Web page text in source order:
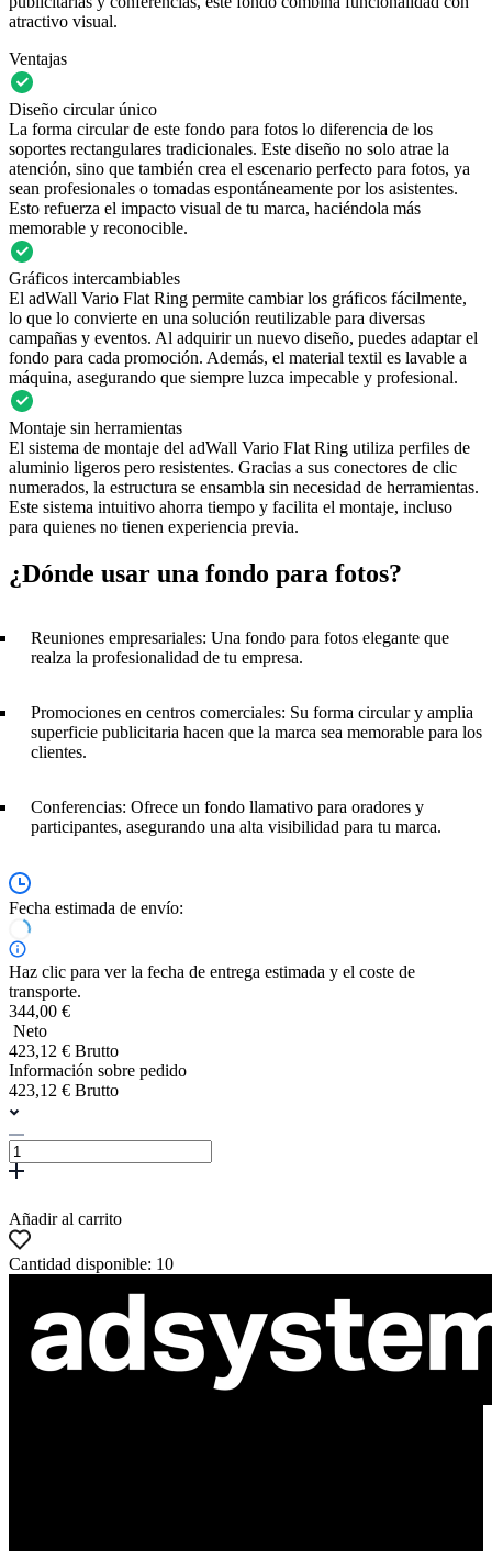
atractivo visual.
Ventajas
Diseño circular único
La forma circular de este fondo para fotos lo diferencia de los
soportes rectangulares tradicionales. Este diseño no solo atrae la
atención, sino que también crea el escenario perfecto para fotos, ya
sean profesionales o tomadas espontáneamente por los asistentes.
Esto refuerza el impacto visual de tu marca, haciéndola más
memorable y reconocible.
Gráficos intercambiables
El adWall Vario Flat Ring permite cambiar los gráficos fácilmente,
lo que lo convierte en una solución reutilizable para diversas
campañas y eventos. Al adquirir un nuevo diseño, puedes adaptar el
fondo para cada promoción. Además, el material textil es lavable a
máquina, asegurando que siempre luzca impecable y profesional.
Montaje sin herramientas
El sistema de montaje del adWall Vario Flat Ring utiliza perfiles de
aluminio ligeros pero resistentes. Gracias a sus conectores de clic
numerados, la estructura se ensambla sin necesidad de herramientas.
Este sistema intuitivo ahorra tiempo y facilita el montaje, incluso
para quienes no tienen experiencia previa.
¿Dónde usar una fondo para fotos?
Reuniones empresariales: Una fondo para fotos elegante que
realza la profesionalidad de tu empresa.
Promociones en centros comerciales: Su forma circular y amplia
superficie publicitaria hacen que la marca sea memorable para los
clientes.
Conferencias: Ofrece un fondo llamativo para oradores y
participantes, asegurando una alta visibilidad para tu marca.
Fecha estimada de envío:
Haz clic para ver la fecha de entrega estimada y el coste de
transporte.
344,00 €
Neto
423,12 € Brutto
Información sobre pedido
423,12 € Brutto
Añadir al carrito
Cantidad disponible: 10